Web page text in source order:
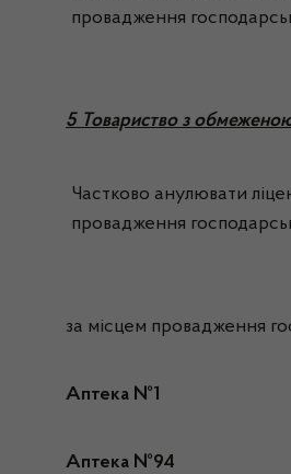
провадження
5 Товариство з обмеженою
Частково анулювати
провадження
за місцем провадження
Аптека №1
Аптека №94